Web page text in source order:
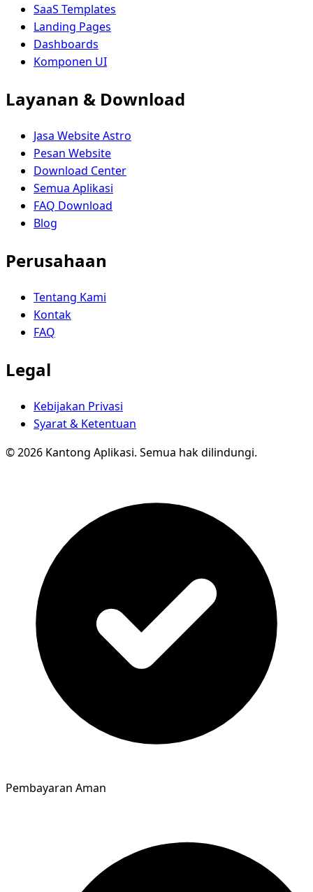
SaaS Templates
Landing Pages
Dashboards
Komponen UI
Layanan & Download
Jasa Website Astro
Pesan Website
Download Center
Semua Aplikasi
FAQ Download
Blog
Perusahaan
Tentang Kami
Kontak
FAQ
Legal
Kebijakan Privasi
Syarat & Ketentuan
© 2026 Kantong Aplikasi. Semua hak dilindungi.
Pembayaran Aman